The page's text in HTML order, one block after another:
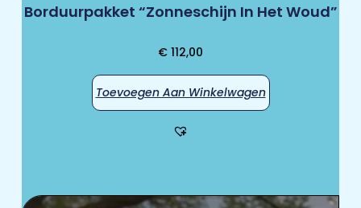
Borduurpakket “Zonneschijn In Het Woud”
€ 112,00
Toevoegen Aan Winkelwagen